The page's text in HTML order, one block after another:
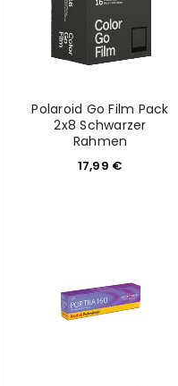
Polaroid Go Film Pack
2x8 Schwarzer
Rahmen
17,99 €